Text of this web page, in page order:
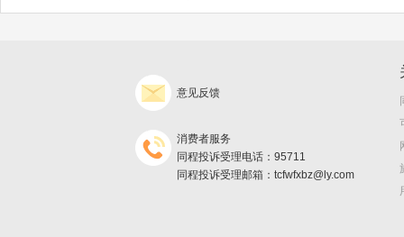
意见反馈
消费者服务
同程投诉受理电话：95711
同程投诉受理邮箱：tcfwfxbz@ly.com